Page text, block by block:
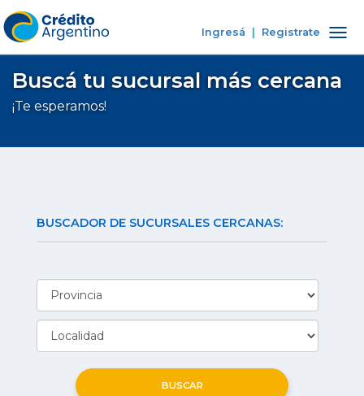
Ingresá Registrate
Buscá tu sucursal más cercana
¡Te esperamos!
BUSCADOR DE SUCURSALES CERCANAS:
BUSCAR